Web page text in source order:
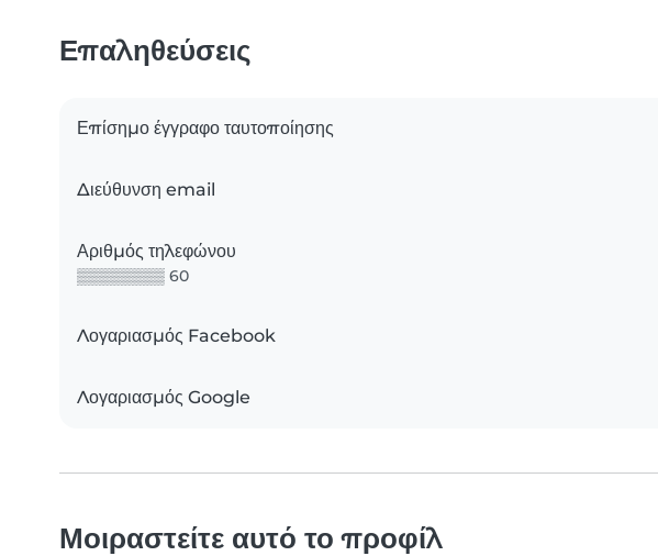
Επαληθεύσεις
Επίσημο έγγραφο ταυτοποίησης
Διεύθυνση email
Αριθμός τηλεφώνου
▒▒▒▒▒▒▒▒ 60
Λογαριασμός Facebook
Λογαριασμός Google
Μοιραστείτε αυτό το προφίλ